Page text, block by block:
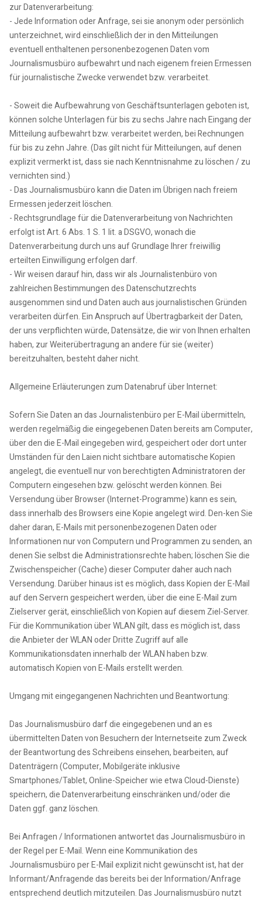
zur Datenverarbeitung:
- Jede Information oder Anfrage, sei sie anonym oder persönlich
unterzeichnet, wird einschließlich der in den Mitteilungen
eventuell enthaltenen personenbezogenen Daten vom
Journalismusbüro aufbewahrt und nach eigenem freien Ermessen
für journalistische Zwecke verwendet bzw. verarbeitet.
- Soweit die Aufbewahrung von Geschäftsunterlagen geboten ist,
können solche Unterlagen für bis zu sechs Jahre nach Eingang der
Mitteilung aufbewahrt bzw. verarbeitet werden, bei Rechnungen
für bis zu zehn Jahre. (Das gilt nicht für Mitteilungen, auf denen
explizit vermerkt ist, dass sie nach Kenntnisnahme zu löschen / zu
vernichten sind.)
- Das Journalismusbüro kann die Daten im Übrigen nach freiem
Ermessen jederzeit löschen.
- Rechtsgrundlage für die Datenverarbeitung von Nachrichten
erfolgt ist Art. 6 Abs. 1 S. 1 lit. a DSGVO, wonach die
Datenverarbeitung durch uns auf Grundlage Ihrer freiwillig
erteilten Einwilligung erfolgen darf.
- Wir weisen darauf hin, dass wir als Journalistenbüro von
zahlreichen Bestimmungen des Datenschutzrechts
ausgenommen sind und Daten auch aus journalistischen Gründen
verarbeiten dürfen. Ein Anspruch auf Übertragbarkeit der Daten,
der uns verpflichten würde, Datensätze, die wir von Ihnen erhalten
haben, zur Weiterübertragung an andere für sie (weiter)
bereitzuhalten, besteht daher nicht.
Allgemeine Erläuterungen zum Datenabruf über Internet:
Sofern Sie Daten an das Journalistenbüro per E-Mail übermitteln,
werden regelmäßig die eingegebenen Daten bereits am Computer,
über den die E-Mail eingegeben wird, gespeichert oder dort unter
Umständen für den Laien nicht sichtbare automatische Kopien
angelegt, die eventuell nur von berechtigten Administratoren der
Computern eingesehen bzw. gelöscht werden können. Bei
Versendung über Browser (Internet-Programme) kann es sein,
dass innerhalb des Browsers eine Kopie angelegt wird. Den-ken Sie
daher daran, E-Mails mit personenbezogenen Daten oder
Informationen nur von Computern und Programmen zu senden, an
denen Sie selbst die Administrationsrechte haben; löschen Sie die
Zwischenspeicher (Cache) dieser Computer daher auch nach
Versendung. Darüber hinaus ist es möglich, dass Kopien der E-Mail
auf den Servern gespeichert werden, über die eine E-Mail zum
Zielserver gerät, einschließlich von Kopien auf diesem Ziel-Server.
Für die Kommunikation über WLAN gilt, dass es möglich ist, dass
die Anbieter der WLAN oder Dritte Zugriff auf alle
Kommunikationsdaten innerhalb der WLAN haben bzw.
automatisch Kopien von E-Mails erstellt werden.
Umgang mit eingegangenen Nachrichten und Beantwortung:
Das Journalismusbüro darf die eingegebenen und an es
übermittelten Daten von Besuchern der Internetseite zum Zweck
der Beantwortung des Schreibens einsehen, bearbeiten, auf
Datenträgern (Computer, Mobilgeräte inklusive
Smartphones/Tablet, Online-Speicher wie etwa Cloud-Dienste)
speichern, die Datenverarbeitung einschränken und/oder die
Daten ggf. ganz löschen.
Bei Anfragen / Informationen antwortet das Journalismusbüro in
der Regel per E-Mail. Wenn eine Kommunikation des
Journalismusbüro per E-Mail explizit nicht gewünscht ist, hat der
Informant/Anfragende das bereits bei der Information/Anfrage
entsprechend deutlich mitzuteilen. Das Journalismusbüro nutzt